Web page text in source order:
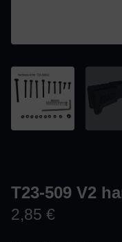
T23-509 V2
2,85 €